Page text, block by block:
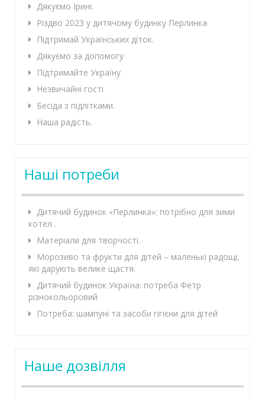
Дякуємо Ірині.
Різдво 2023 у дитячому будинку Перлинка
Підтримай Українських діток.
Дякуємо за допомогу
Підтримайте Україну
Незвичайні гості
Бесіда з підлітками.
Наша радість.
Наші потреби
Дитячий будинок «Перлинка»: потрібно для зими
котел .
Матеріали для творчості.
Морозиво та фрукти для дітей – маленькі радощі,
які дарують велике щастя.
Дитячий будинок Україна: потреба Фетр
різнокольоровий
Потреба: шампуні та засоби гігієни для дітей
Наше дозвілля